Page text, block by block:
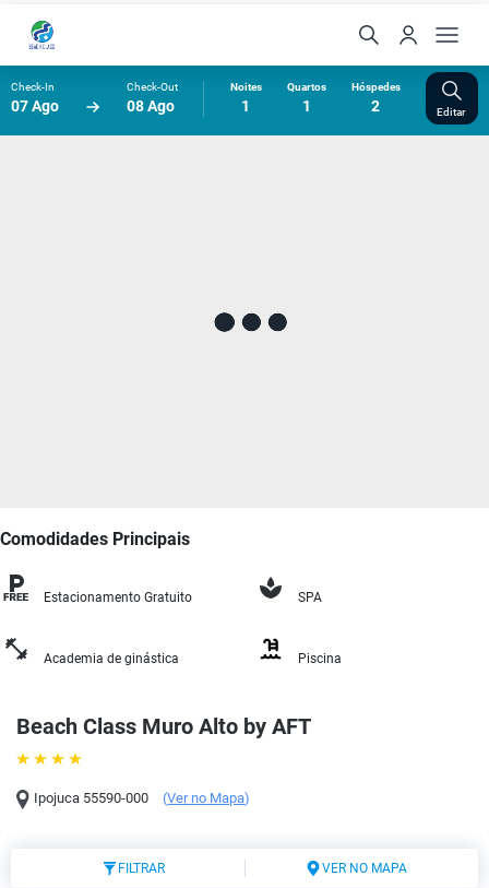
Check-In
07 Ago
Check-Out
08 Ago
Noites
1
Quartos
1
Hóspedes
2 Editar
Beach Class Muro Alto by AFT
Ipojuca 55590-000 (Ver no Mapa)
Comodidades Principais
Estacionamento Gratuito SPA
Academia de ginástica Piscina
FILTRAR VER NO MAPA